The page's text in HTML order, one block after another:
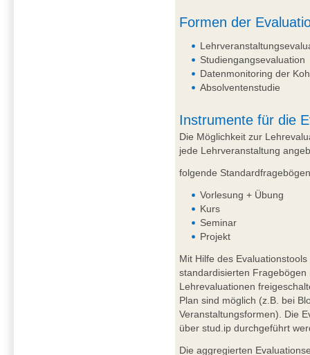
Formen der
Studiengangsevaluation
Datenmonitoring der
Absolventenstudie
Instrumente für die
Die Möglichkeit zur
jede Lehrveranstaltung
folgende
Vorlesung + Übung
Kurs
Seminar
Projekt
Mit Hilfe des
standardisierten
Lehrevaluationen
Plan sind möglich (z.B. bei
Veranstaltungsformen). Die
über stud.ip durchgeführt
Die aggregierten